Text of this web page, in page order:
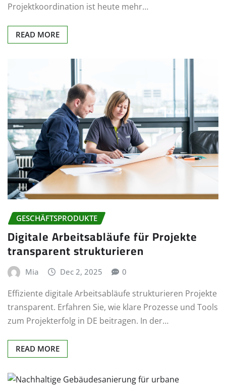
Projektkoordination ist heute mehr…
READ MORE
GESCHÄFTSPRODUKTE
Digitale Arbeitsabläufe für Projekte
transparent strukturieren
Mia Dec 2, 2025 0
Effiziente digitale Arbeitsabläufe strukturieren Projekte
transparent. Erfahren Sie, wie klare Prozesse und Tools
zum Projekterfolg in DE beitragen. In der…
READ MORE